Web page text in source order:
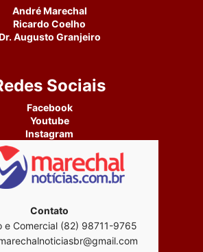
André Marechal
Ricardo Coelho
Augusto Granjeiro
Sociais
Facebook
Youtube
Instagram
Contato
e Comercial (82) 98711-9765